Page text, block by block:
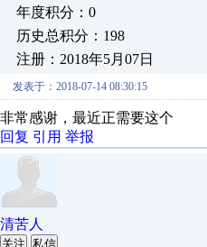
年度积分：0
历史总积分：198
注册：2018年5月07日
发表于：2018-07-14 08:30:15
非常感谢，最近正需要这个
回复 引用 举报
清苦人
关注 私信